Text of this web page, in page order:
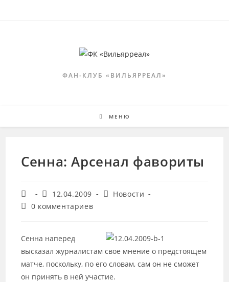
ФАН-КЛУБ «ВИЛЬЯРРЕАЛ»
МЕНЮ
Сенна: Арсенал фавориты
Автор
записи:
Запись
опубликована:
12.04.2009
Рубрика
Новости
Комментарии
0 комментариев
Сенна наперед
высказал журналистам свое мнение о предстоящем
матче, поскольку, по его словам, сам он не сможет
он принять в ней участие.